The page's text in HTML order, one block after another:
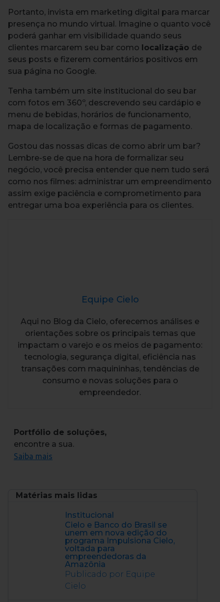
Portanto, invista em marketing digital para marcar
presença no mundo virtual. Imagine o quanto você
poderá ganhar em visibilidade quando seus
clientes marcarem seu bar como localização de
seus posts e fizerem comentários positivos em
sua página no Google.
Tenha também um site institucional do seu bar
com fotos em 360º, descrevendo seu cardápio e
menu de bebidas, horários de funcionamento,
mapa de localização e formas de pagamento.
Gostou das nossas dicas de como abrir um bar?
Lembre-se de que na hora de formalizar seu
negócio, você precisa entender que nem tudo será
como nos filmes: administrar um empreendimento
assim exige paciência e comprometimento para
entregar uma boa experiência para os clientes.
Equipe Cielo
Aqui no Blog da Cielo, oferecemos análises e
orientações sobre os principais temas que
impactam o varejo e os meios de pagamento:
tecnologia, segurança digital, eficiência nas
transações com maquininhas, tendências de
consumo e novas soluções para o
empreendedor.
Portfólio de soluções,
encontre a sua.
Saiba mais
Matérias mais lidas
Institucional
Cielo e Banco do Brasil se
unem em nova edição do
programa Impulsiona Cielo,
voltada para
empreendedoras da
Amazônia
Publicado por Equipe
Cielo